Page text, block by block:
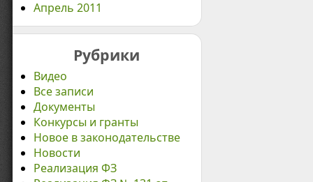
Апрель 2011
Рубрики
Видео
Все записи
Документы
Конкурсы и гранты
Новое в законодательстве
Новости
Реализация ФЗ